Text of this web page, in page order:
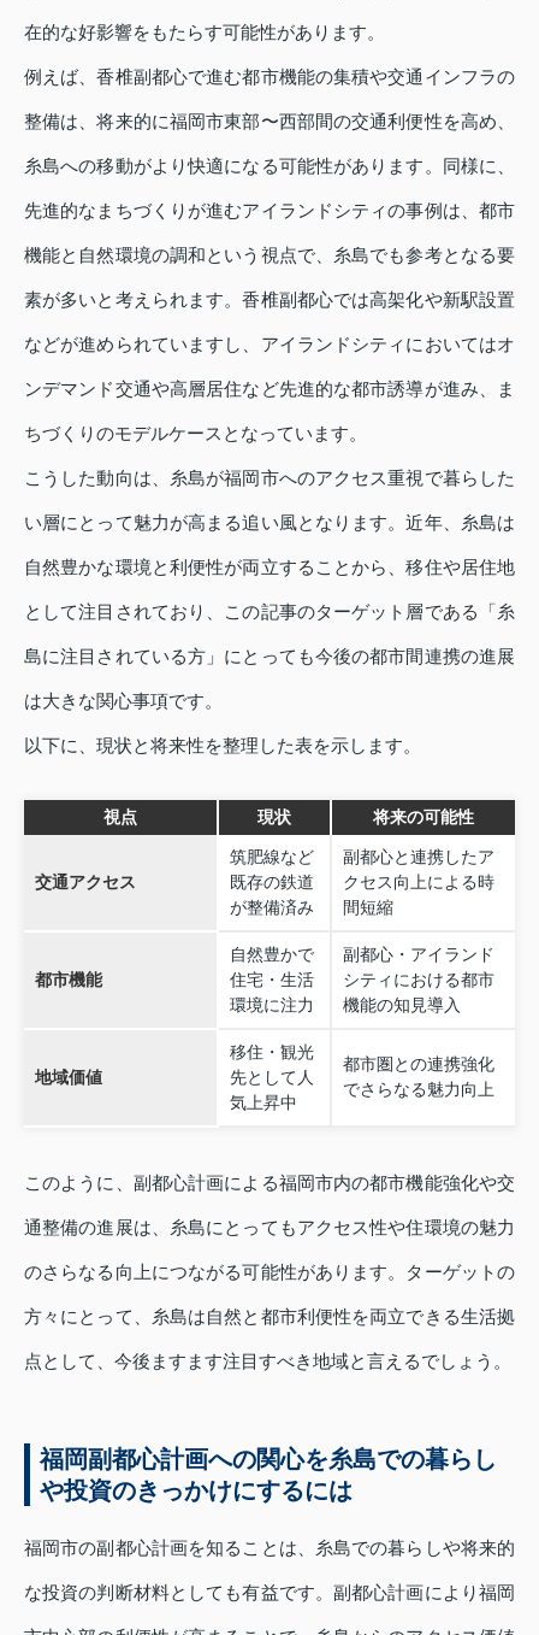
在的な好影響をもたらす可能性があります。
例えば、香椎副都心で進む都市機能の集積や交通インフラの
整備は、将来的に福岡市東部〜西部間の交通利便性を高め、
糸島への移動がより快適になる可能性があります。同様に、
先進的なまちづくりが進むアイランドシティの事例は、都市
機能と自然環境の調和という視点で、糸島でも参考となる要
素が多いと考えられます。香椎副都心では高架化や新駅設置
などが進められていますし、アイランドシティにおいてはオ
ンデマンド交通や高層居住など先進的な都市誘導が進み、ま
ちづくりのモデルケースとなっています。
こうした動向は、糸島が福岡市へのアクセス重視で暮らした
い層にとって魅力が高まる追い風となります。近年、糸島は
自然豊かな環境と利便性が両立することから、移住や居住地
として注目されており、この記事のターゲット層である「糸
島に注目されている方」にとっても今後の都市間連携の進展
は大きな関心事項です。
以下に、現状と将来性を整理した表を示します。
視点 現状 将来の可能性
交通アクセス
筑肥線など
既存の鉄道
が整備済み
副都心と連携したア
クセス向上による時
間短縮
都市機能
自然豊かで
住宅・生活
環境に注力
副都心・アイランド
シティにおける都市
機能の知見導入
地域価値
移住・観光
先として人
気上昇中
都市圏との連携強化
でさらなる魅力向上
このように、副都心計画による福岡市内の都市機能強化や交
通整備の進展は、糸島にとってもアクセス性や住環境の魅力
のさらなる向上につながる可能性があります。ターゲットの
方々にとって、糸島は自然と都市利便性を両立できる生活拠
点として、今後ますます注目すべき地域と言えるでしょう。
福岡副都心計画への関心を糸島での暮らし
や投資のきっかけにするには
福岡市の副都心計画を知ることは、糸島での暮らしや将来的
な投資の判断材料としても有益です。副都心計画により福岡